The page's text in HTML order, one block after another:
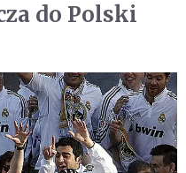
do Polski